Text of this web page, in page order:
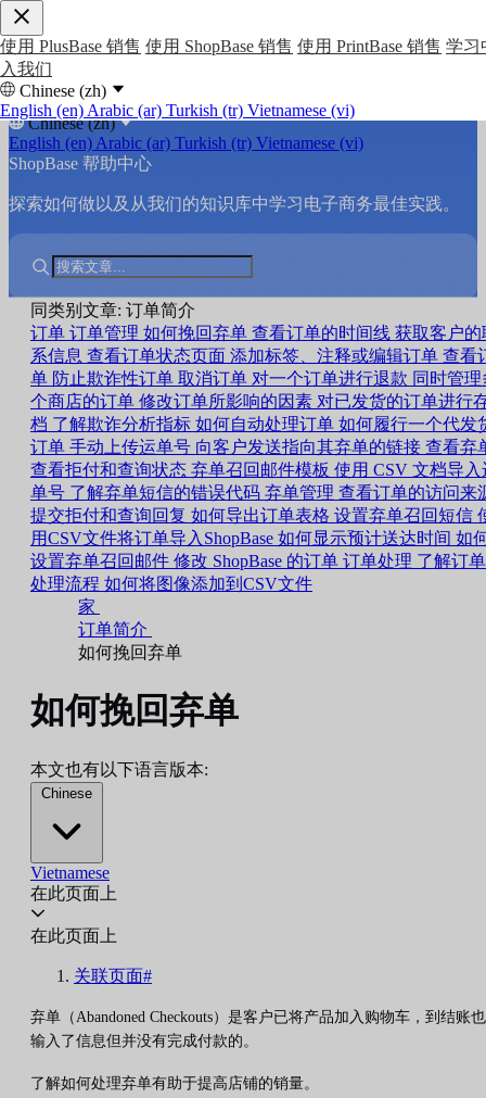
使用 PlusBase 销售 使用 ShopBase 销售 使用 PrintBase 销售 学习
入我们
Chinese (zh)
English (en) Arabic (ar) Turkish (tr) Vietnamese (vi)
Chinese (zh)
English (en) Arabic (ar) Turkish (tr) Vietnamese (vi)
ShopBase 帮助中心
探索如何做以及从我们的知识库中学习电子商务最佳实践。
同类别文章: 订单简介
订单 订单管理 如何挽回弃单 查看订单的时间线 获取客户的
系信息 查看订单状态页面 添加标签、注释或编辑订单 查看
单 防止欺诈性订单 取消订单 对一个订单进行退款 同时管理
个商店的订单 修改订单所影响的因素 对已发货的订单进行
档 了解欺诈分析指标 如何自动处理订单 如何履行一个代发
订单 手动上传运单号 向客户发送指向其弃单的链接 查看弃
查看拒付和查询状态 弃单召回邮件模板 使用 CSV 文档导入
单号 了解弃单短信的错误代码 弃单管理 查看订单的访问来
提交拒付和查询回复 如何导出订单表格 设置弃单召回短信
用CSV文件将订单导入ShopBase 如何显示预计送达时间 如
设置弃单召回邮件 修改 ShopBase 的订单 订单处理 了解订单
处理流程 如何将图像添加到CSV文件
家
订单简介
如何挽回弃单
如何挽回弃单
本文也有以下语言版本:
Chinese
Vietnamese
在此页面上
在此页面上
关联页面#
弃单（Abandoned Checkouts）是客户已将产品加入购物车，到结账也
输入了信息但并没有完成付款的。
了解如何处理弃单有助于提高店铺的销量。